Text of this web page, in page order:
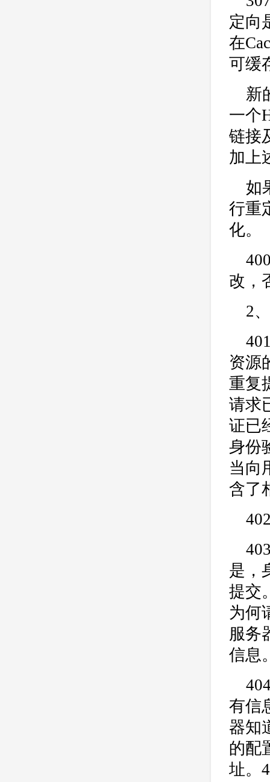
定向
在
可缓
新
一个
链接
加上
如
行重
化。
改，
2
资源
重复
请求
证已
身份
当向
含了
是，
提交
为何
服务
信息
有信
器知
的配
址。